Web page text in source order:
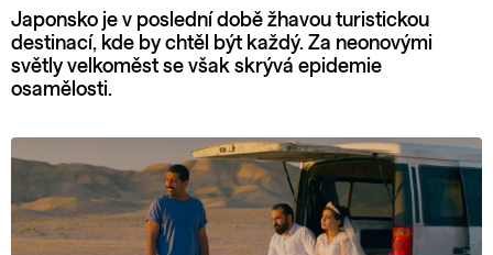
Japonsko je v poslední době žhavou turistickou
destinací, kde by chtěl být každý. Za neonovými
světly velkoměst se však skrývá epidemie
osamělosti.